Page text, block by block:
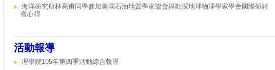
海洋研究所林亮甫同學參加美國石油地質學家協會與勘探地球物理學家學會國際研討
會心得
活動報導
理學院105年第四季活動綜合報導